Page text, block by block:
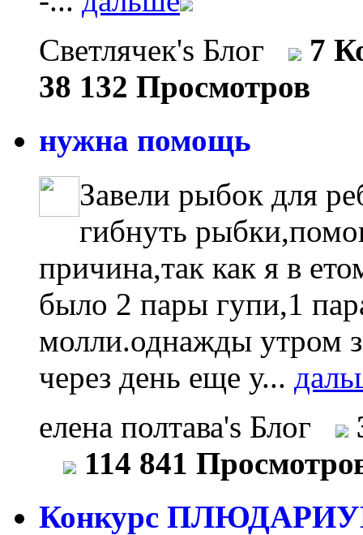
Светлячек's Блог
7
38 132 Просмотров
нужна помощь
Завели рыбок для
гибнуть
причина,так как я в
было 2 пары гупи,1
молли.однажды утром
через день еще у...
елена полтава's Блог
114 841
Конкурс